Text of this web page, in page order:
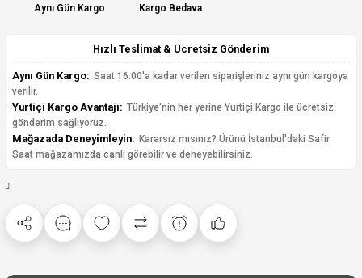
Aynı Gün Kargo Kargo Bedava
Hızlı Teslimat & Ücretsiz Gönderim
Aynı Gün Kargo: Saat 16:00'a kadar verilen siparişleriniz aynı gün kargoya
verilir.
Yurtiçi Kargo Avantajı: Türkiye'nin her yerine Yurtiçi Kargo ile ücretsiz
gönderim sağlıyoruz.
Mağazada Deneyimleyin: Kararsız mısınız? Ürünü İstanbul'daki Safir
Saat mağazamızda canlı görebilir ve deneyebilirsiniz.